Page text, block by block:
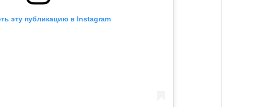
эту публикацию в Instagram